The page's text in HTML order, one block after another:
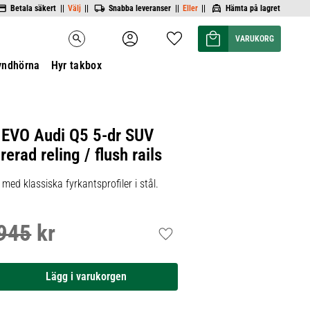
Betala säkert || Välj || Snabba leveranser || Eller || Hämta på lagret
search Favoriter
Kundvagn
Hyr takbox
Audi Q5 5-dr SUV
reling / flush rails
klassiska fyrkantsprofiler i stål.
pris:
kr Lägg till i favoriter